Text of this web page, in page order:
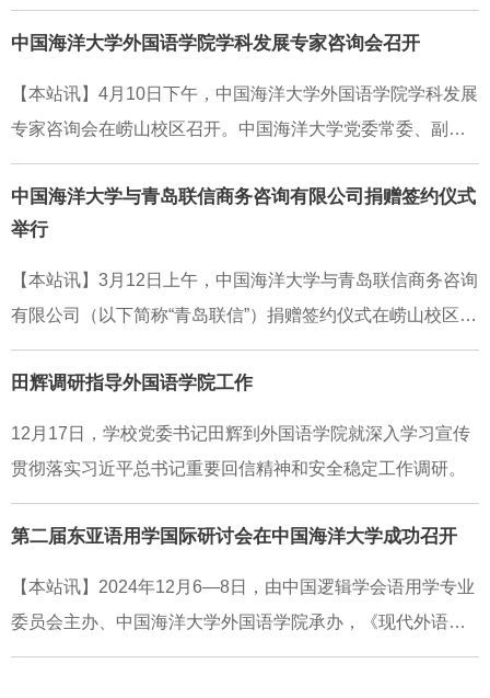
建设性的指导意见，并就外语学科服务国家发展战略需求、
学院改革发展方向等议题深入交流探讨，达成广泛共识。
届二中、三中、四中全会精神，深入贯彻落实习近平总书记
重要回信精神和学校第十一次党代会战略部署，聚焦国家战
略需要，紧紧围绕立德树人根本任务，锚定高质量发展首要
目标，聚焦外语学科特色优势，以前所未有的责任担当精
神、干事创业精神、改革创新精神和勇于斗争精神，在全面
推进中国式
共同探讨翻译传播与国家战略、翻译中国与国际话语融通、
代沙博理式人才培育等核心议题，并纪念国际著名翻译家沙
博理诞辰110周年。范其伟代表学校对与会专家表示欢迎，并
平总书记给中国海洋大学全体师生重要回信精神，奋力把习
近平总书记的殷切嘱托和如山厚望转化为一流大学建设的生
动实践，加快推进特色显著的世界一流大学建设。他表示，
学校在涉海翻译与国际传播领域近年来取得了长足进步，形
成了鲜明特色，并指出，面对百年未有之大变局，中国翻译
界肩负着构建中国特色哲学社会科学学科体系、学术体
外国语言文学类专业教学指导委员会、中国海洋大学、上海
外国语大学共同主办，中国海洋大学外国语学院和上海外语
教育出版社承办，中国海洋大学校长张峻峰出席论坛开幕式
并致辞。张峻峰对出席论坛的领导专家表示欢迎，简要回顾
贯彻落实习近平总书记重要回信精神，奋力把习近平总书记
的殷切嘱托和如山厚望转化为一流大学建设的生动实践，推
他表示，学校外语学科作为山东省高水平优势特色学科，近
年来取得了长足进步，在若干方向形成了鲜明特色，本次论
革、分享教研经验、助力教师发展，探索外语人才培养的新
路径、新模式，推动外语学科革新与教学变革，为构建人类
命运共同体、国家高水平对外开放、教育强国建设新使命培
养更多堪当时代重任的优秀复合型外语人才。外国语学院院
长于国栋主持开幕式。开幕式上，上海外国语大学校长李岩
中国海洋大学外国语学院学科发展专家咨询会召开
【本站讯】4月10日下午，中国海洋大学外国语学院学科发展
专家咨询会在崂山校区召开。中国海洋大学党委常委、副校
长刘勇出席会议并致辞。北京外国语大学原副校长、教育部
高等学校外国语言文学类专业教学指导委员会主任委员孙有
中教授，上海外国语大学原副校长、国务院学位委员会第八
届外国语言文学学科评议组召集人查明建教授，复旦大学外
文学院院长、国务院学位委员会第八届外国语言文学学科评
部高等学校外国语言文学类专业教指委英语专业分指委会秘
会会长、华中科技大学徐锦芬教授等专家应邀参加会议。刘
勇对参加会议的领导和专家表示欢迎，重点介绍了学校和外
略方面取得的成绩。他指出，外国语学院底蕴深厚，外语学
科建设成效显著，希望各位专家一如既往地支持外国语学院
的发展，助推外语学科的人才培养质量与学科建设水平再上
新台阶。外国语学院院长于国栋从学科设置、师资队伍、教
中国海洋大学与青岛联信商务咨询有限公司捐赠签约仪式
举行
【本站讯】3月12日上午，中国海洋大学与青岛联信商务咨询
有限公司（以下简称“青岛联信”）捐赠签约仪式在崂山校区举
行。学校党委常委、副校长范其伟，青岛联信董事长、1991
级英语专业校友李春阳，青岛联信人力资源经理、2010级水
产养殖专业校友刘洋等出席仪式。根据捐赠协议，青岛联信
将捐资支持学校和外国语学院建设发展。范其伟代表学校对
赠表示感谢。他简要介绍了学校的历史沿革和近年来事业发
捐赠充分体现了校友对母校的一番深情厚谊和对教育、科
技、人才的高度重视，希望校企双方以此次捐赠为契机，持
田辉调研指导外国语学院工作
12月17日，学校党委书记田辉到外国语学院就深入学习宣传
贯彻落实习近平总书记重要回信精神和安全稳定工作调研。
第二届东亚语用学国际研讨会在中国海洋大学成功召开
【本站讯】2024年12月6—8日，由中国逻辑学会语用学专业
委员会主办、中国海洋大学外国语学院承办，《现代外语》
编辑部、《外国语文研究》编辑部、East Asian Pragmatics